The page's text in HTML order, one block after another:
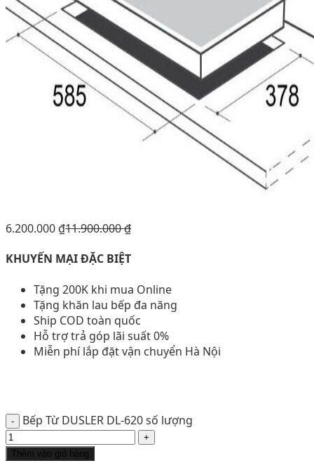
6.200.000 ₫11.900.000₫
KHUYẾN MẠI ĐẶC BIỆT
Tặng 200K khi mua Online
Tặng khăn lau bếp đa năng
Ship COD toàn quốc
Hỗ trợ trả góp lãi suất 0%
Miễn phí lắp đặt vận chuyển Hà Nội
Bếp Từ DUSLER DL-620 số lượng
Thêm vào giỏ hàng